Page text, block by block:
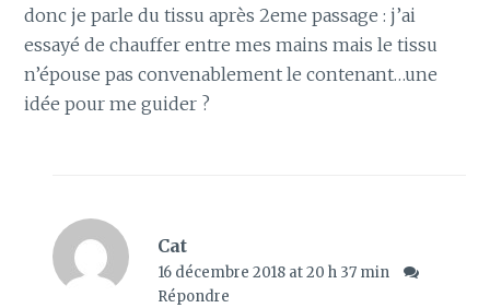
donc je parle du tissu après 2eme passage : j’ai
essayé de chauffer entre mes mains mais le tissu
n’épouse pas convenablement le contenant…une
idée pour me guider ?
Cat
16 décembre 2018 at 20 h 37 min
Répondre